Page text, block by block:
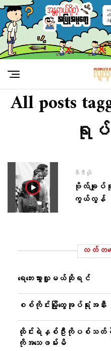
All posts
ရု
ဗီဒီယို
ဗိုလ်ချုပ်
ကွယ်လွန်
လတ်တ‌လေ
ရေဘေးသွားလှူမယ်ဆိုရင်
စစ်ကိုင်းမြို့ထွေအုပ်ရုံးအနီး ဗုံ
ထိုင်းရဲနှစ်ဦးကိုပစ်သ
ကိုအသေဖမ်းမိ